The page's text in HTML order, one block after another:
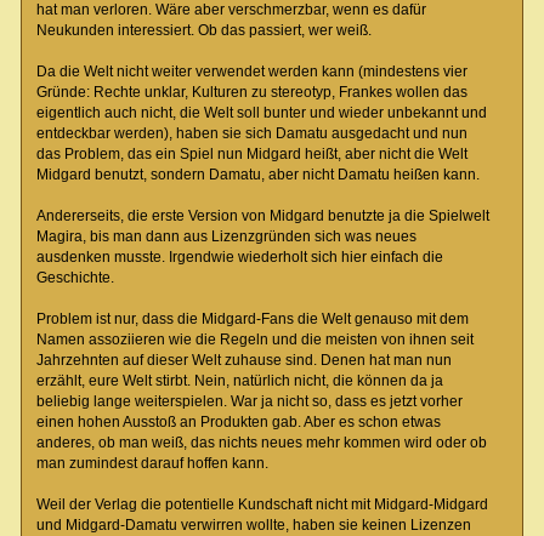
hat man verloren. Wäre aber verschmerzbar, wenn es dafür
Neukunden interessiert. Ob das passiert, wer weiß.
Da die Welt nicht weiter verwendet werden kann (mindestens vier
Gründe: Rechte unklar, Kulturen zu stereotyp, Frankes wollen das
eigentlich auch nicht, die Welt soll bunter und wieder unbekannt und
entdeckbar werden), haben sie sich Damatu ausgedacht und nun
das Problem, das ein Spiel nun Midgard heißt, aber nicht die Welt
Midgard benutzt, sondern Damatu, aber nicht Damatu heißen kann.
Andererseits, die erste Version von Midgard benutzte ja die Spielwelt
Magira, bis man dann aus Lizenzgründen sich was neues
ausdenken musste. Irgendwie wiederholt sich hier einfach die
Geschichte.
Problem ist nur, dass die Midgard-Fans die Welt genauso mit dem
Namen assoziieren wie die Regeln und die meisten von ihnen seit
Jahrzehnten auf dieser Welt zuhause sind. Denen hat man nun
erzählt, eure Welt stirbt. Nein, natürlich nicht, die können da ja
beliebig lange weiterspielen. War ja nicht so, dass es jetzt vorher
einen hohen Ausstoß an Produkten gab. Aber es schon etwas
anderes, ob man weiß, das nichts neues mehr kommen wird oder ob
man zumindest darauf hoffen kann.
Weil der Verlag die potentielle Kundschaft nicht mit Midgard-Midgard
und Midgard-Damatu verwirren wollte, haben sie keinen Lizenzen